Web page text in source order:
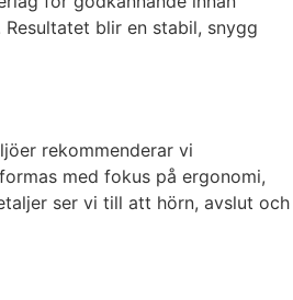
blir en stabil, snygg
rekommenderar vi
med fokus på ergonomi,
ser vi till att hörn, avslut och